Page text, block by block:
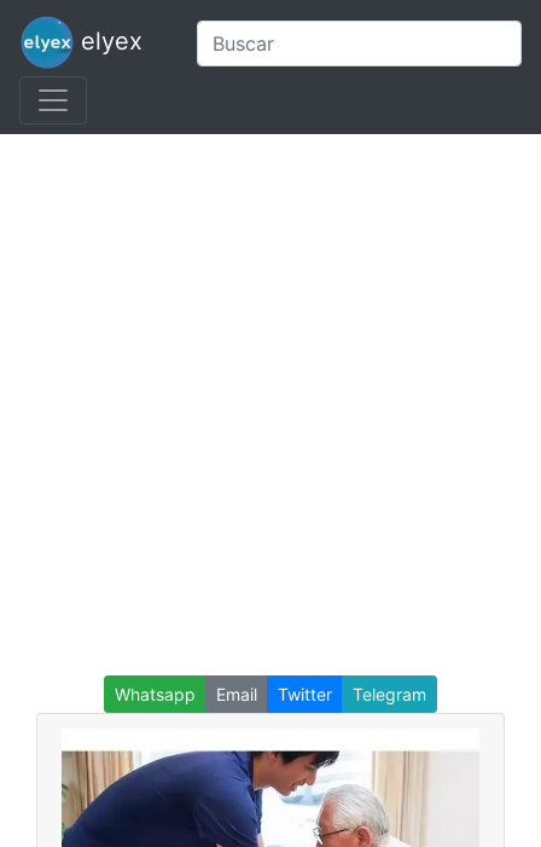
elyex
Whatsapp Email Twitter Telegram